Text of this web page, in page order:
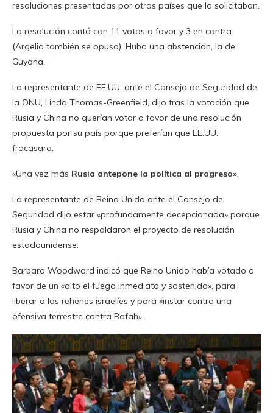
resoluciones presentadas por otros países que lo solicitaban.
La resolución contó con 11 votos a favor y 3 en contra
(Argelia también se opuso). Hubo una abstención, la de
Guyana.
La representante de EE.UU. ante el Consejo de Seguridad de
la ONU, Linda Thomas-Greenfield, dijo tras la votación que
Rusia y China no querían votar a favor de una resolución
propuesta por su país porque preferían que EE.UU.
fracasara.
«Una vez más Rusia antepone la política al progreso».
La representante de Reino Unido ante el Consejo de
Seguridad dijo estar «profundamente decepcionada» porque
Rusia y China no respaldaron el proyecto de resolución
estadounidense.
Barbara Woodward indicó que Reino Unido había votado a
favor de un «alto el fuego inmediato y sostenido», para
liberar a los rehenes israelíes y para «instar contra una
ofensiva terrestre contra Rafah».